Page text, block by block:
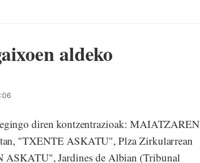
aldeko
diren kontzentrazioak: MAIATZAREN
"TXENTE ASKATU", Plza Zirkularrean
Jardines de Albian (Tribunal